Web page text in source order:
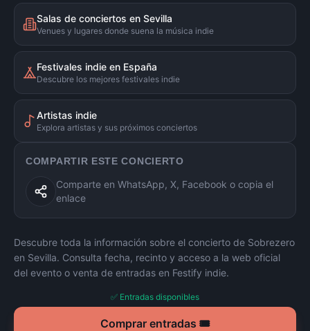
Salas de conciertos en Sevilla
Venues y lugares donde suena la música indie
Festivales indie en España
Descubre los mejores festivales indie
Artistas indie
Explora artistas y sus próximos conciertos
COMPARTIR ESTE CONCIERTO
Comparte en WhatsApp, X, Facebook o copia el
enlace
Descubre toda la información sobre el concierto de Sobrezero
en Sevilla. Consulta fecha, recinto y acceso a la web oficial
del evento o venta de entradas en Festify indie.
✅ Entradas disponibles
Comprar entradas 🎟️